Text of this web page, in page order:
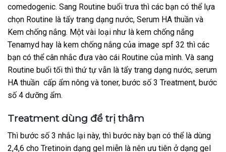
comedogenic. Sang Routine buổi trưa thì các bạn có thể lựa
chọn Routine là tẩy trang dạng nước, Serum HA thuần và
Kem chống nắng. Một vài loại như là kem chống nắng
Tenamyd hay là kem chống nắng của image spf 32 thì các
bạn có thể cân nhắc đưa vào cái Routine của mình. Và sang
Routine buổi tối thì thứ tự vẫn là tẩy trang dạng nước, serum
HA thuần cấp ẩm nông và toner, bước số 3 Treatment, bước
số 4 dưỡng ẩm.
Treatment dùng để trị thâm
Thì bước số 3 nhắc lại này, thì bước này bạn có thể là dùng
2,4,6 cho Tretinoin dạng gel miễn là nên ưu tiên ở dạng gel